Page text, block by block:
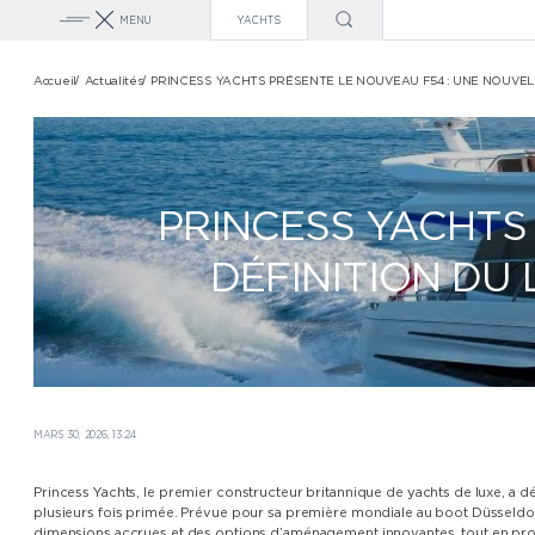
MENU YACHTS
GAMME PRINCESS
CLASSE X
CLASSE Y
CLASSE F
CLASSE S
CLASSE V
GREECE
VENTES DE
PRINCESS
REMARQUABLE
EN 2027
Accueil Actualités PRINCESS YACHTS PRÉSENTE LE NOUVEAU F54 : UNE
PRINCESS
DÉFINITION DU
MARS 30, 2026, 13:24
Princess Yachts, le premier constructeur britannique de yachts de luxe, a
plusieurs fois primée. Prévue pour sa première mondiale au boot